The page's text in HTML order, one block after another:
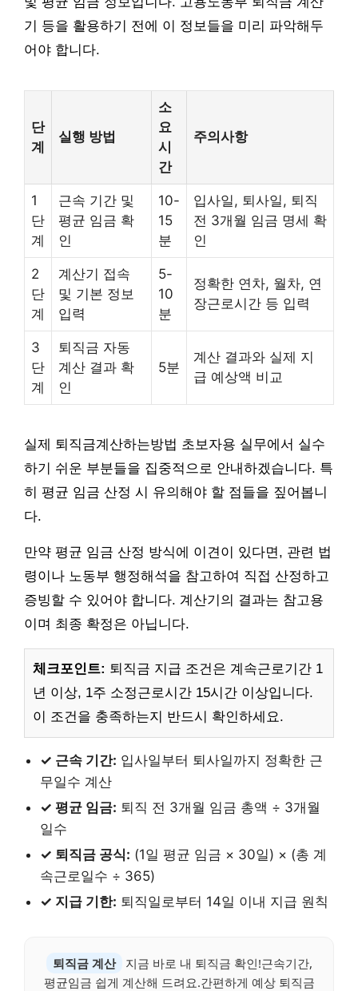
기 등을 활용하기 전에 이 정보들을 미리 파악해두
어야 합니다.
단
계
실행 방법
소
요
시
간
주의사항
1
단
계
근속 기간 및
평균 임금 확
인
10-
15
분
입사일, 퇴사일, 퇴직
전 3개월 임금 명세 확
인
2
단
계
계산기 접속
및 기본 정보
입력
5-
10
분
정확한 연차, 월차, 연
장근로시간 등 입력
3
단
계
퇴직금 자동
계산 결과 확
인
5분
계산 결과와 실제 지
급 예상액 비교
실제 퇴직금계산하는방법 초보자용 실무에서 실수
하기 쉬운 부분들을 집중적으로 안내하겠습니다. 특
히 평균 임금 산정 시 유의해야 할 점들을 짚어봅니
다.
만약 평균 임금 산정 방식에 이견이 있다면, 관련 법
령이나 노동부 행정해석을 참고하여 직접 산정하고
증빙할 수 있어야 합니다. 계산기의 결과는 참고용
이며 최종 확정은 아닙니다.
체크포인트: 퇴직금 지급 조건은 계속근로기간 1
년 이상, 1주 소정근로시간 15시간 이상입니다.
이 조건을 충족하는지 반드시 확인하세요.
✓ 근속 기간: 입사일부터 퇴사일까지 정확한 근
무일수 계산
✓ 평균 임금: 퇴직 전 3개월 임금 총액 ÷ 3개월
일수
✓ 퇴직금 공식: (1일 평균 임금 × 30일) × (총 계
속근로일수 ÷ 365)
✓ 지급 기한: 퇴직일로부터 14일 이내 지급 원칙
퇴직금 계산
지금 바로 내 퇴직금 확인!근속기간,
평균임금 쉽게 계산해 드려요.간편하게 예상 퇴직금